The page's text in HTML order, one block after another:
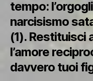
tempo:
narcisismo
(1). Restituisci
l’amore
davvero tuoi